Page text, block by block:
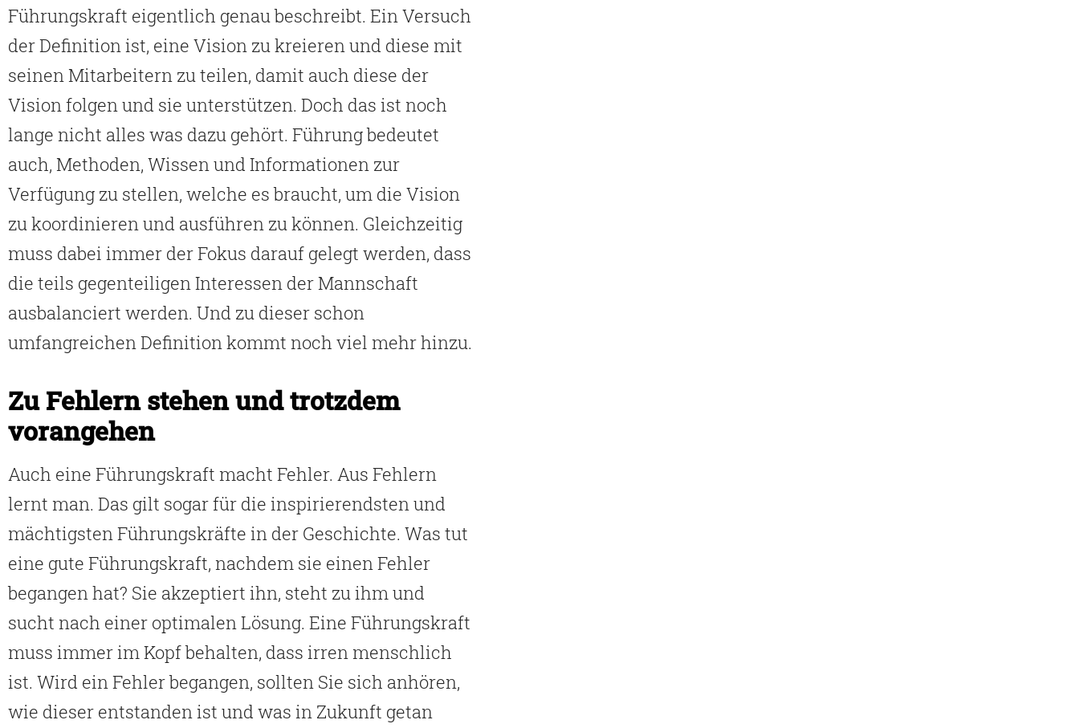
Führungskraft eigentlich genau beschreibt. Ein Versuch
der Definition ist, eine Vision zu kreieren und diese mit
seinen Mitarbeitern zu teilen, damit auch diese der
Vision folgen und sie unterstützen. Doch das ist noch
lange nicht alles was dazu gehört. Führung bedeutet
auch, Methoden, Wissen und Informationen zur
Verfügung zu stellen, welche es braucht, um die Vision
zu koordinieren und ausführen zu können. Gleichzeitig
muss dabei immer der Fokus darauf gelegt werden, dass
die teils gegenteiligen Interessen der Mannschaft
ausbalanciert werden. Und zu dieser schon
umfangreichen Definition kommt noch viel mehr hinzu.
Zu Fehlern stehen und trotzdem
vorangehen
Auch eine Führungskraft macht Fehler. Aus Fehlern
lernt man. Das gilt sogar für die inspirierendsten und
mächtigsten Führungskräfte in der Geschichte. Was tut
eine gute Führungskraft, nachdem sie einen Fehler
begangen hat? Sie akzeptiert ihn, steht zu ihm und
sucht nach einer optimalen Lösung. Eine Führungskraft
muss immer im Kopf behalten, dass irren menschlich
ist. Wird ein Fehler begangen, sollten Sie sich anhören,
wie dieser entstanden ist und was in Zukunft getan